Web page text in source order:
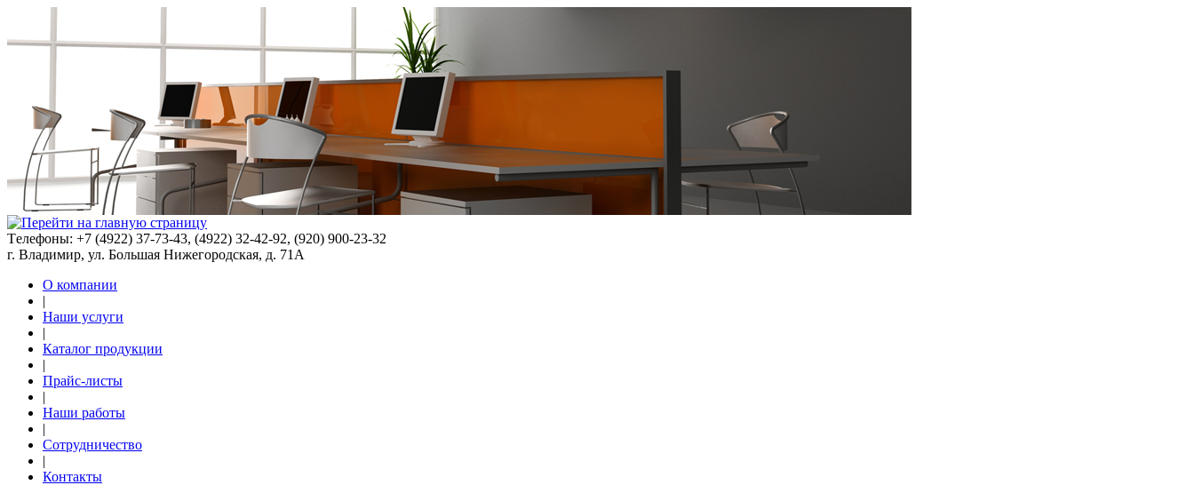
Tелефоны: +7 (4922) 37-73-43, (4922) 32-42-92, (920) 900-23-32
г. Владимир, ул. Большая Нижегородская, д. 71А
О компании
|
Наши услуги
|
Каталог продукции
|
Прайс-листы
|
Наши работы
|
Сотрудничество
|
Контакты